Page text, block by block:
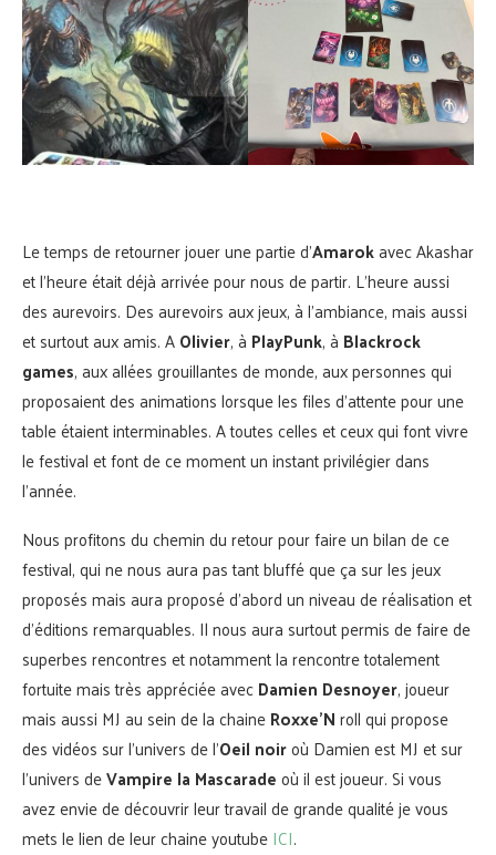
Le temps de retourner jouer une partie d’Amarokavec Akashar
et l’heure était déjà arrivée pour nous de partir. L’heure aussi
des aurevoirs. Des aurevoirs aux jeux, à l’ambiance, mais aussi
et surtout aux amis. AOlivier, à PlayPunk, à Blackrock
games, aux allées grouillantes de monde, aux personnes qui
proposaient des animations lorsque les files d’attente pour une
table étaient interminables. A toutes celles et ceux qui font vivre
le festival et font de ce moment un instant privilégier dans
l’année.
Nous profitons du chemin du retour pour faire un bilan de ce
festival, qui ne nous aura pas tant bluffé que ça sur les jeux
proposés mais aura proposé d’abord un niveau de réalisation et
d’éditions remarquables. Il nous aura surtout permis de faire de
superbes rencontres et notamment la rencontre totalement
fortuite mais très appréciée avecDamien Desnoyer, joueur
mais aussi MJ au sein de la chaineRoxxe’Nroll qui propose
des vidéos sur l’univers de l’Oeil noiroù Damien est MJ et sur
l’univers deVampire la Mascaradeoù il est joueur. Si vous
avez envie de découvrir leur travail de grande qualité je vous
mets le lien de leur chaine youtubeICI.